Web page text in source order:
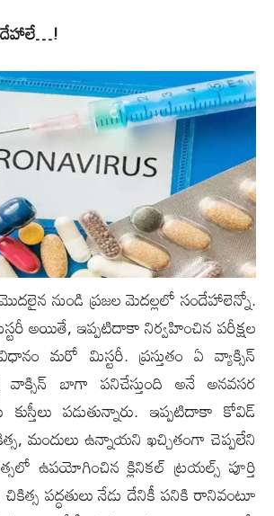
నుండి ప్ర‌జ‌ల మెద‌ల్ల‌లో సందేహాలెన్నో.
అయితే, ఇప్పటిదాకా నిర్వహించిన పరీక్షల
మరో మిస్టరీ. ప్రస్తుతం ఏ వ్యాక్సిన్
బాగా పనిచేస్తుంది అనే అనవసర
పడుతున్నారు. ఇప్పటిదాకా కోవిడ్
మందులు ఉన్నాయని ఖచ్చితంగా చెప్పలేని
ఉపయోగించిన క్లినికల్ ట్రయల్స్ పూర్తి
చికిత్స పద్ధతులు నేడు దేనికీ పనికి రానివంటూ